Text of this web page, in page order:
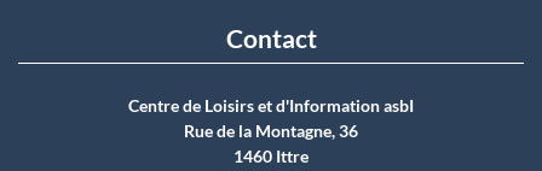
Contact
Centre de Loisirs et d'Information asbI
Rue de la Montagne, 36
1460 Ittre